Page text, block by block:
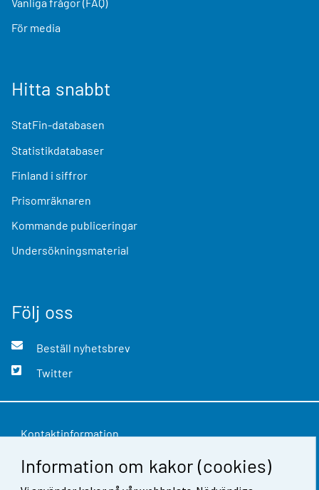
Information om kakor (cookies)
För media
Hitta snabbt
StatFin-databasen
Statistikdatabaser
Finland i siffror
Prisomräknaren
Kommande publiceringar
Undersökningsmaterial
Följ oss
Beställ nyhetsbrev
Twitter
Kontaktinformation
Respons